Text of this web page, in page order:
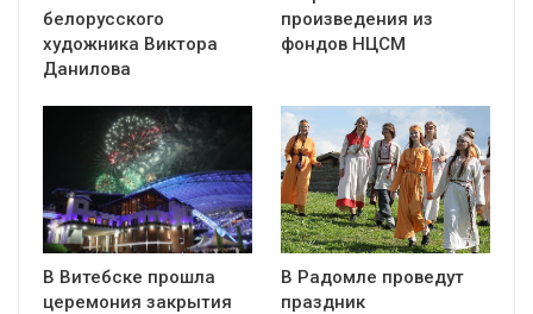
белорусского
художника Виктора
Данилова
произведения из
фондов НЦСМ
В Витебске прошла
церемония закрытия
В Радомле проведут
праздник